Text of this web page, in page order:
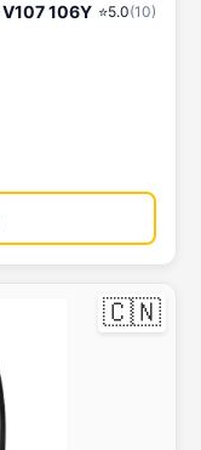
⭐5.0(10)
🇨🇳